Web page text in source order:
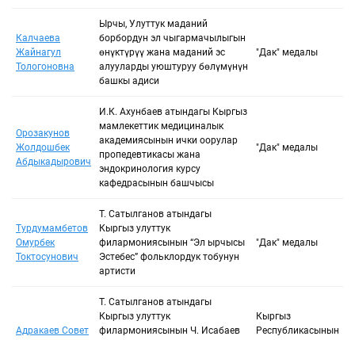
Негизги сөз
Калчаева
Жайнагул
Тологоновна
Ырчы, Улуттук маданий
борбордун эл чыгармачылыгын
өнүктүрүү жана маданий эс
алууларды уюштуруу бөлүмүнүн
башкы адиси
"Даңк" медалы
Орозакунов
Жолдошбек
Абдыкадырович
И.К. Ахунбаев атындагы Кыргыз
мамлекеттик медициналык
академиясынын ички оорулар
пропедевтикасы жана
эндокринология курсу
кафедрасынын башчысы
"Даңк" медалы
Турдумамбетов
Омурбек
Токтосунович
Т. Сатылганов атындагы
Кыргыз улуттук
филармониясынын “Эл ырчысы
Эстебес” фольклордук тобунун
артисти
"Даңк" медалы
Адракаев Совет
Т. Сатылганов атындагы
Кыргыз улуттук
филармониясынын Ч. Исабаев
Кыргыз
Республикасынын